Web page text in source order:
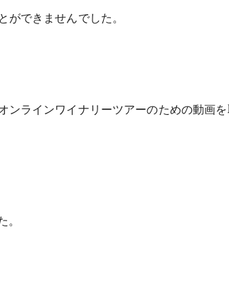
できませんでした。
ラインワイナリーツアーのための動画を